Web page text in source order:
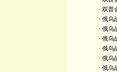
· 双普
· 俄乌
· 俄乌
· 俄乌
· 俄乌
· 俄乌
· 俄乌